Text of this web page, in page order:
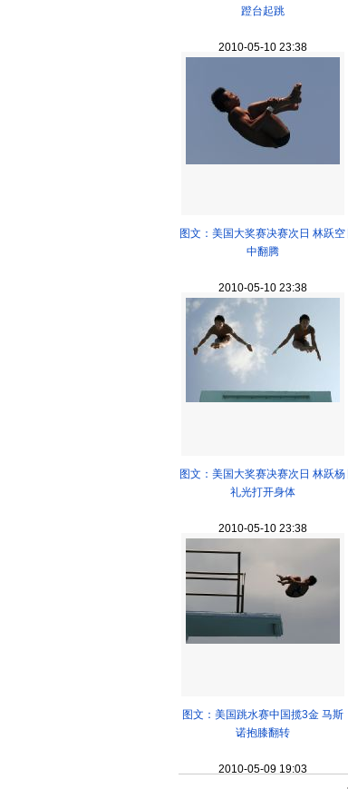
蹬台起跳
2010-05-10 23:38
图文：美国大奖赛决赛次日 林跃空
中翻腾
2010-05-10 23:38
图文：美国大奖赛决赛次日 林跃杨
礼光打开身体
2010-05-10 23:38
图文：美国跳水赛中国揽3金 马斯
诺抱膝翻转
2010-05-09 19:03